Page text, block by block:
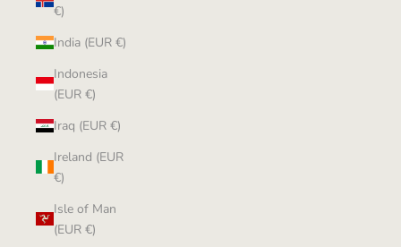
€)
India (EUR €)
Indonesia
(EUR €)
Iraq (EUR €)
Ireland (EUR
€)
Isle of Man
(EUR €)